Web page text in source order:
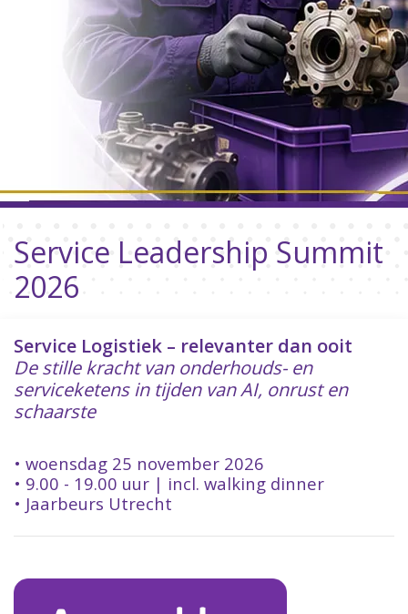
Service Leadership Summit
2026
Service Logistiek – relevanter dan ooit
De stille kracht van onderhouds- en
serviceketens in tijden van AI, onrust en
schaarste
• woensdag 25 november 2026
• 9.00 - 19.00 uur | incl. walking dinner
• Jaarbeurs Utrecht